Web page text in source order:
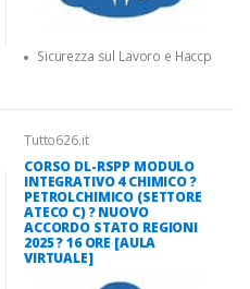
Sicurezza sul Lavoro e Haccp
Tutto626.it
CORSO DL-RSPP MODULO
INTEGRATIVO 4 CHIMICO ?
PETROLCHIMICO (SETTORE
ATECO C) ? NUOVO
ACCORDO STATO REGIONI
2025 ? 16 ORE [AULA
VIRTUALE]